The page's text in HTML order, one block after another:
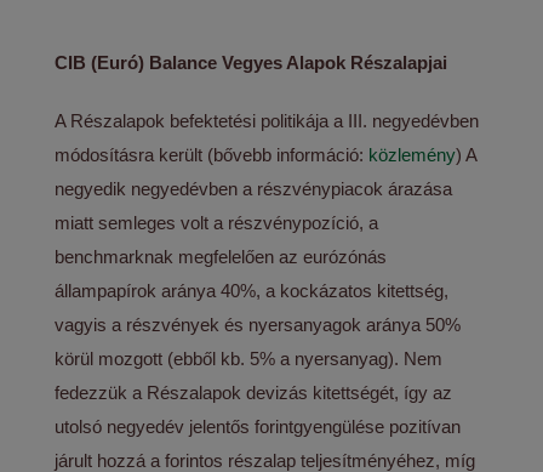
CIB (Euró) Balance Vegyes Alapok Részalapjai
A Részalapok befektetési politikája a III. negyedévben
módosításra került (bővebb információ: közlemény) A
negyedik negyedévben a részvénypiacok árazása
miatt semleges volt a részvénypozíció, a
benchmarknak megfelelően az eurózónás
állampapírok aránya 40%, a kockázatos kitettség,
vagyis a részvények és nyersanyagok aránya 50%
körül mozgott (ebből kb. 5% a nyersanyag). Nem
fedezzük a Részalapok devizás kitettségét, így az
utolsó negyedév jelentős forintgyengülése pozitívan
járult hozzá a forintos részalap teljesítményéhez, míg